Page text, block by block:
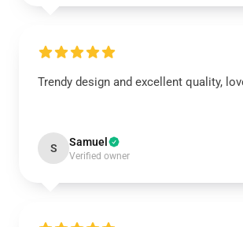
Trendy design and excellent quality,
S Samuel
Verified owner